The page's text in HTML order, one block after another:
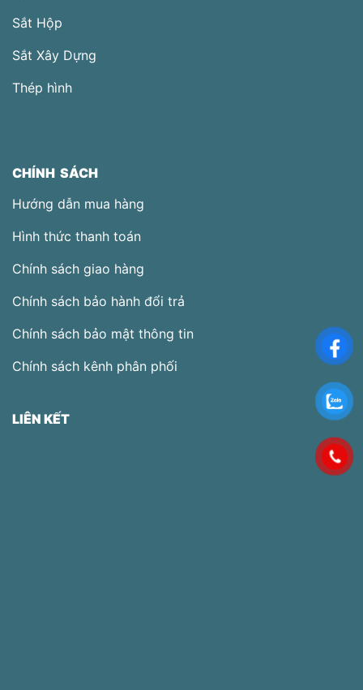
Sắt Hộp
Sắt Xây Dựng
Thép hình
CHÍNH SÁCH
Hướng dẫn mua hàng
Hình thức thanh toán
Chính sách giao hàng
Chính sách bảo hành đổi trả
Chính sách bảo mật thông tin
Chính sách kênh phân phối
LIÊN KẾT